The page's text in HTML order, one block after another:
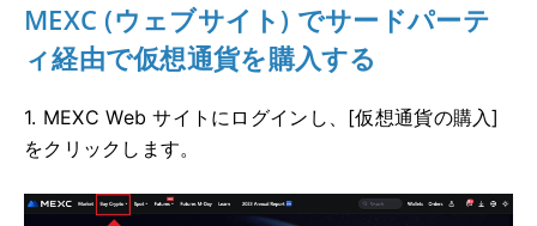
MEXC (ウェブサイト) でサードパーテ
ィ経由で仮想通貨を購入する
1. MEXC Web サイトにログインし、[仮想通貨の購入]
をクリックします。